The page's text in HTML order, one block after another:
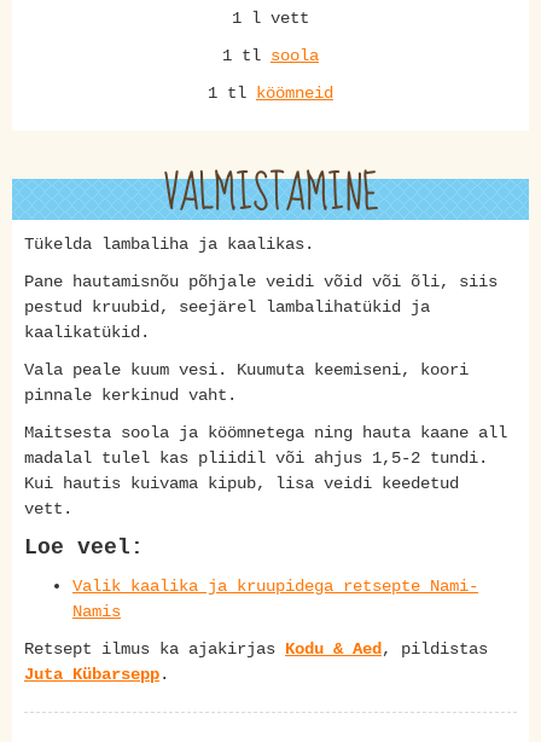
1 l vett
1 tl soola
1 tl
köömneid
VALMISTAMINE
Tükelda lambaliha ja kaalikas.
Pane hautamisnõu põhjale veidi võid või õli, siis
pestud kruubid, seejärel lambalihatükid ja
kaalikatükid.
Vala peale kuum vesi. Kuumuta keemiseni, koori
pinnale kerkinud vaht.
Maitsesta soola ja köömnetega ning hauta kaane all
madalal tulel kas pliidil või ahjus 1,5-2 tundi.
Kui hautis kuivama kipub, lisa veidi keedetud
vett.
Loe veel:
Valik kaalika ja kruupidega retsepte Nami-
Namis
Retsept ilmus ka ajakirjas Kodu & Aed , pildistas
Juta Kübarsepp.